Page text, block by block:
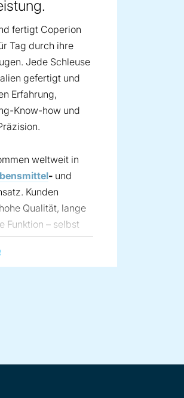
Umgebungen und meistern
für eine dauerhaft störungsfreie
zu finden, die ihren
fertigt Coperion
Tag durch ihre
Jede Schleuse
gefertigt und
Erfahrung,
Know-how und
weltweit in
- und
Kunden
Qualität, lange
Funktion – selbst